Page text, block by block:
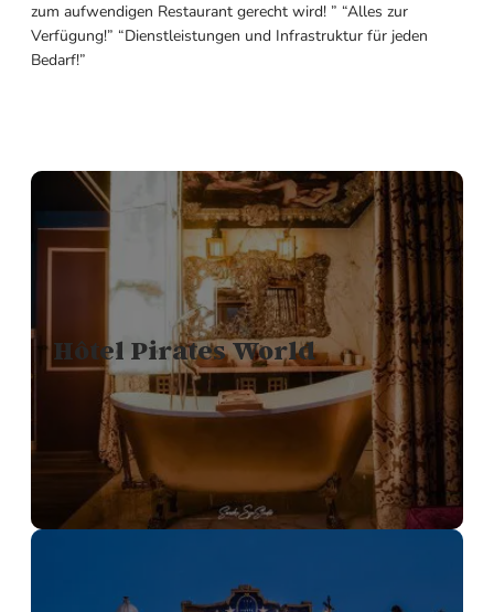
zum aufwendigen Restaurant gerecht wird! ” “Alles zur
Verfügung!” “Dienstleistungen und Infrastruktur für jeden
Bedarf!”
Hôtel Pirates World
Weltweit einzigartig. Dieses Hotel lässt Sie in den Luxus
der Piratenära eintauchen.